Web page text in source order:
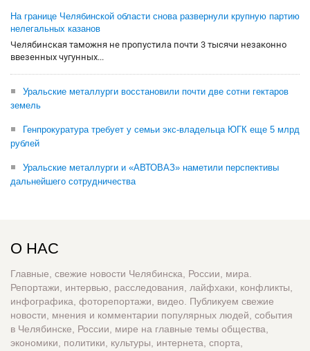
На границе Челябинской области снова развернули крупную партию
нелегальных казанов
Челябинская таможня не пропустила почти 3 тысячи незаконно
ввезенных чугунных...
Уральские металлурги восстановили почти две сотни гектаров
земель
Генпрокуратура требует у семьи экс-владельца ЮГК еще 5 млрд
рублей
Уральские металлурги и «АВТОВАЗ» наметили перспективы
дальнейшего сотрудничества
О НАС
Главные, свежие новости Челябинска, России, мира.
Репортажи, интервью, расследования, лайфхаки, конфликты,
инфографика, фоторепортажи, видео. Публикуем свежие
новости, мнения и комментарии популярных людей, события
в Челябинске, России, мире на главные темы общества,
экономики, политики, культуры, интернета, спорта,